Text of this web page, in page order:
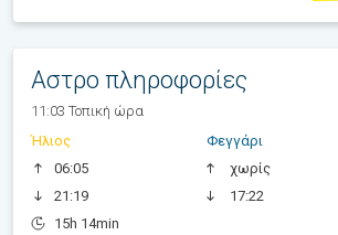
Αστρο πληροφορίες
11:03 Τοπική ώρα
Ήλιος
06:05
21:19
15h 14min
Φεγγάρι
χωρίς
17:22